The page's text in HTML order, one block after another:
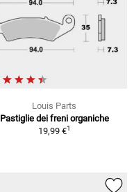
Louis Parts
Pastiglie dei freni organiche
19,99 €1